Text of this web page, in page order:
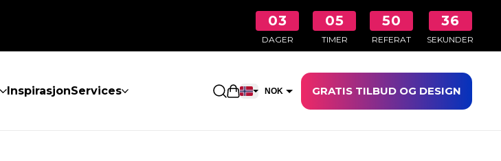
03
DAGER
05
TIMER
50
REFERAT
35
SEKUNDER
InspirasjonServices Åpne handlekurven
NOK GRATIS TILBUD OG DESIGN